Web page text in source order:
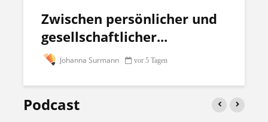
Zwischen persönlicher und
gesellschaftlicher...
Johanna Surmann vor 5 Tagen
Podcast